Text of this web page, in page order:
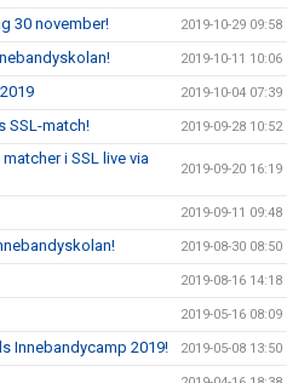
30 november! 2019-10-29 09:58
2019-10-11 10:06
2019-10-04 07:39
SSL-match! 2019-09-28 10:52
i SSL live via
2019-09-20 16:19
2019-09-11 09:48
2019-08-30 08:50
2019-08-16 14:18
2019-05-16 08:09
Innebandycamp 2019! 2019-05-08 13:50